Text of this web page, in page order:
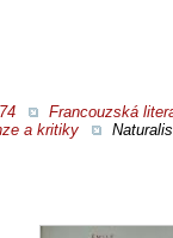
Francouzská
a kritiky